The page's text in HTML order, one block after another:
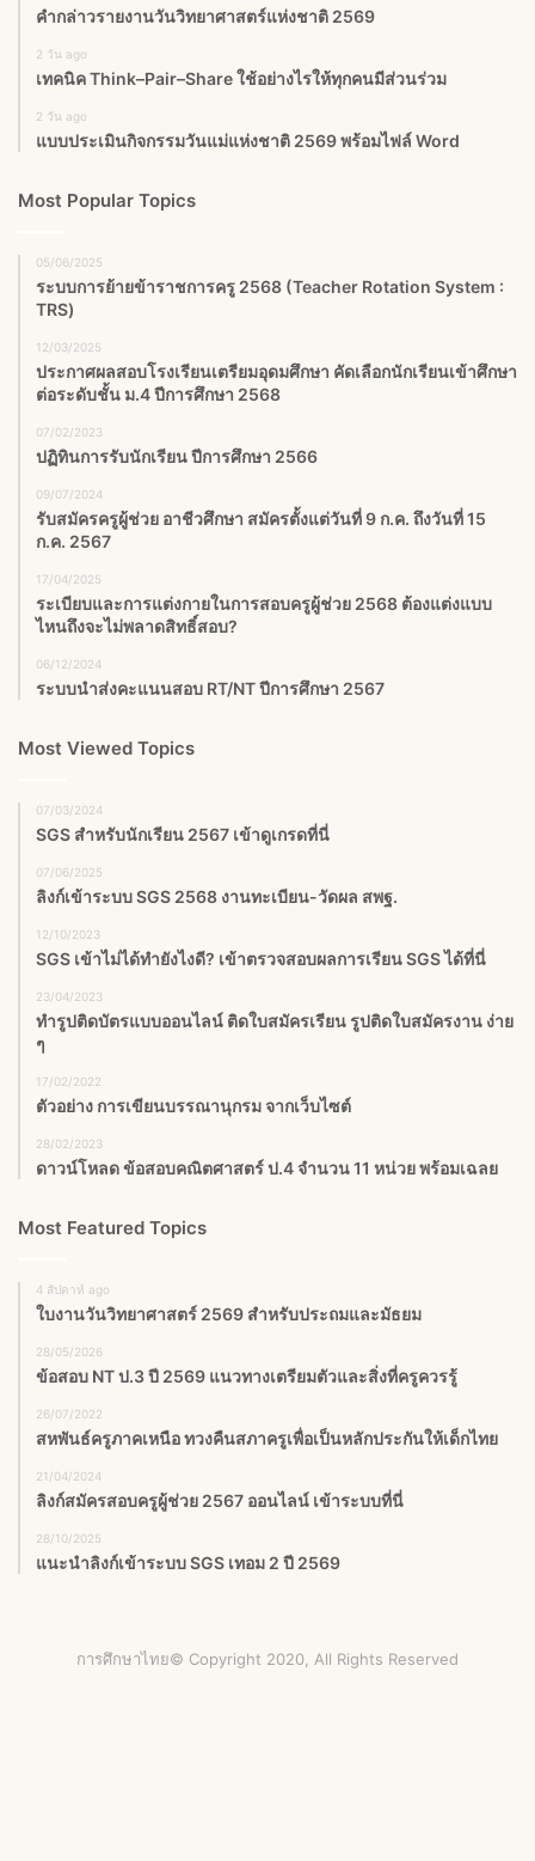
คำกล่าวรายงานวันวิทยาศาสตร์แห่งชาติ 2569
2 วัน ago
เทคนิค Think–Pair–Share ใช้อย่างไรให้ทุกคนมีส่วนร่วม
2 วัน ago
แบบประเมินกิจกรรมวันแม่แห่งชาติ 2569 พร้อมไฟล์ Word
Most Popular Topics
05/06/2025
ระบบการย้ายข้าราชการครู 2568 (Teacher Rotation System :
TRS)
12/03/2025
ประกาศผลสอบโรงเรียนเตรียมอุดมศึกษา คัดเลือกนักเรียนเข้าศึกษา
ต่อระดับชั้น ม.4 ปีการศึกษา 2568
07/02/2023
ปฏิทินการรับนักเรียน ปีการศึกษา 2566
09/07/2024
รับสมัครครูผู้ช่วย อาชีวศึกษา สมัครตั้งแต่วันที่ 9 ก.ค. ถึงวันที่ 15
ก.ค. 2567
17/04/2025
ระเบียบและการแต่งกายในการสอบครูผู้ช่วย 2568 ต้องแต่งแบบ
ไหนถึงจะไม่พลาดสิทธิ์สอบ?
06/12/2024
ระบบนำส่งคะแนนสอบ RT/NT ปีการศึกษา 2567
Most Viewed Topics
07/03/2024
SGS สําหรับนักเรียน 2567 เข้าดูเกรดที่นี่
07/06/2025
ลิงก์เข้าระบบ SGS 2568 งานทะเบียน-วัดผล สพฐ.
12/10/2023
SGS เข้าไม่ได้ทำยังไงดี? เข้าตรวจสอบผลการเรียน SGS ได้ที่นี่
23/04/2023
ทำรูปติดบัตรแบบออนไลน์ ติดใบสมัครเรียน รูปติดใบสมัครงาน ง่าย
ๆ
17/02/2022
ตัวอย่าง การเขียนบรรณานุกรม จากเว็บไซต์
28/02/2023
ดาวน์โหลด ข้อสอบคณิตศาสตร์ ป.4 จำนวน 11 หน่วย พร้อมเฉลย
Most Featured Topics
4 สัปดาห์ ago
ใบงานวันวิทยาศาสตร์ 2569 สำหรับประถมและมัธยม
28/05/2026
ข้อสอบ NT ป.3 ปี 2569 แนวทางเตรียมตัวและสิ่งที่ครูควรรู้
26/07/2022
สหพันธ์ครูภาคเหนือ ทวงคืนสภาครูเพื่อเป็นหลักประกันให้เด็กไทย
21/04/2024
ลิงก์สมัครสอบครูผู้ช่วย 2567 ออนไลน์ เข้าระบบที่นี่
28/10/2025
แนะนำลิงก์เข้าระบบ SGS เทอม 2 ปี 2569
การศึกษาไทย© Copyright 2020, All Rights Reserved